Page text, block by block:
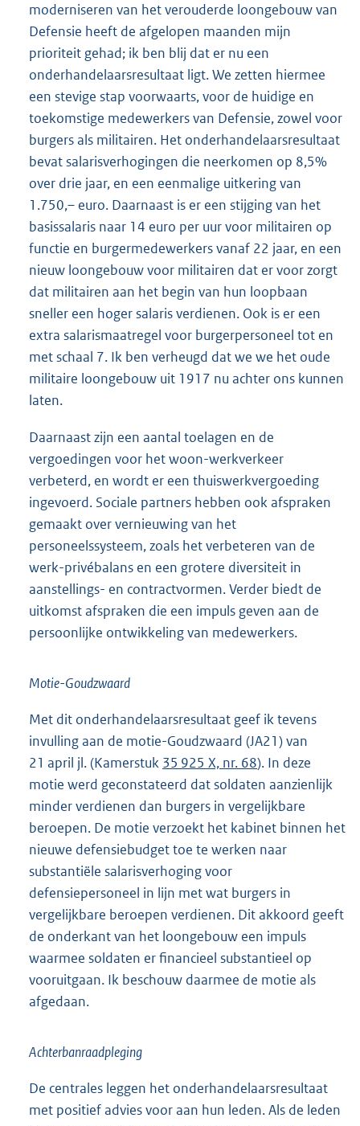
moderniseren van het verouderde loongebouw van
Defensie heeft de afgelopen maanden mijn
prioriteit gehad; ik ben blij dat er nu een
onderhandelaarsresultaat ligt. We zetten hiermee
een stevige stap voorwaarts, voor de huidige en
toekomstige medewerkers van Defensie, zowel voor
burgers als militairen. Het onderhandelaarsresultaat
bevat salarisverhogingen die neerkomen op 8,5%
over drie jaar, en een eenmalige uitkering van
1.750,– euro. Daarnaast is er een stijging van het
basissalaris naar 14 euro per uur voor militairen op
functie en burgermedewerkers vanaf 22 jaar, en een
nieuw loongebouw voor militairen dat er voor zorgt
dat militairen aan het begin van hun loopbaan
sneller een hoger salaris verdienen. Ook is er een
extra salarismaatregel voor burgerpersoneel tot en
met schaal 7. Ik ben verheugd dat we we het oude
militaire loongebouw uit 1917 nu achter ons kunnen
laten.
Daarnaast zijn een aantal toelagen en de
vergoedingen voor het woon-werkverkeer
verbeterd, en wordt er een thuiswerkvergoeding
ingevoerd. Sociale partners hebben ook afspraken
gemaakt over vernieuwing van het
personeelssysteem, zoals het verbeteren van de
werk-privébalans en een grotere diversiteit in
aanstellings- en contractvormen. Verder biedt de
uitkomst afspraken die een impuls geven aan de
persoonlijke ontwikkeling van medewerkers.
Motie-Goudzwaard
Met dit onderhandelaarsresultaat geef ik tevens
invulling aan de motie-Goudzwaard (JA21) van
21 april jl. (Kamerstuk 35 925 X, nr. 68). In deze
motie werd geconstateerd dat soldaten aanzienlijk
minder verdienen dan burgers in vergelijkbare
beroepen. De motie verzoekt het kabinet binnen het
nieuwe defensiebudget toe te werken naar
substantiële salarisverhoging voor
defensiepersoneel in lijn met wat burgers in
vergelijkbare beroepen verdienen. Dit akkoord geeft
de onderkant van het loongebouw een impuls
waarmee soldaten er financieel substantieel op
vooruitgaan. Ik beschouw daarmee de motie als
afgedaan.
Achterbanraadpleging
De centrales leggen het onderhandelaarsresultaat
met positief advies voor aan hun leden. Als de leden